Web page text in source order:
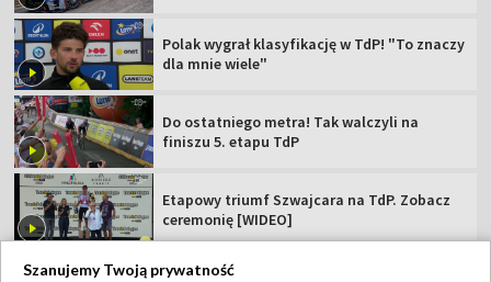
Polak wygrał klasyfikację w TdP! "To znaczy
dla mnie wiele"
Do ostatniego metra! Tak walczyli na
finiszu 5. etapu TdP
Etapowy triumf Szwajcara na TdP. Zobacz
ceremonię [WIDEO]
Szanujemy Twoją prywatność